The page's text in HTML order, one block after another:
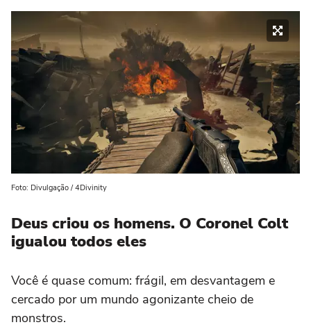
Foto: Divulgação / 4Divinity
Deus criou os homens. O Coronel Colt
igualou todos eles
Você é quase comum: frágil, em desvantagem e
cercado por um mundo agonizante cheio de
monstros.